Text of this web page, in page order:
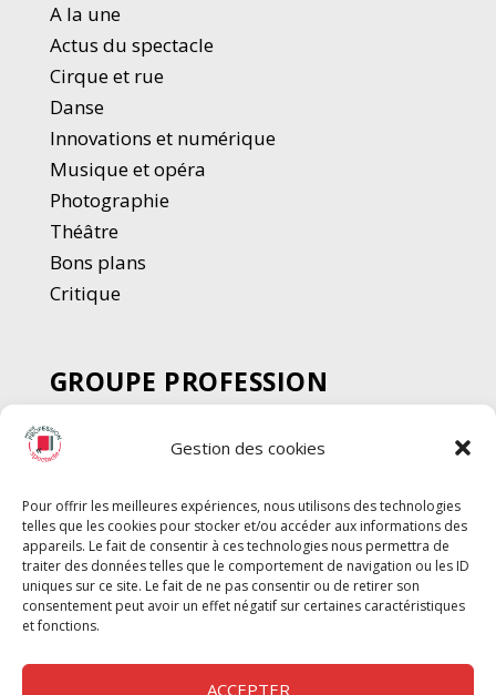
Gestion des cookies
Pour offrir les meilleures expériences, nous utilisons des technologies
telles que les cookies pour stocker et/ou accéder aux informations des
appareils. Le fait de consentir à ces technologies nous permettra de
traiter des données telles que le comportement de navigation ou les ID
uniques sur ce site. Le fait de ne pas consentir ou de retirer son
consentement peut avoir un effet négatif sur certaines caractéristiques
et fonctions.
ACCEPTER
A la une
Actus du spectacle
Cirque et rue
Danse
Innovations et numérique
Musique et opéra
Photographie
Théâtre
Bons plans
Critique
GROUPE PROFESSION
SPECTACLE
Chèque Intermittents
Chèque Compta
Chèque Emploi Spectacle
G-Pods
Profession Audio-visuel